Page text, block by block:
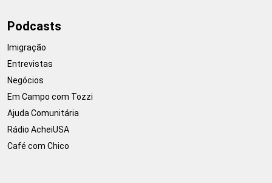
Podcasts
Imigração
Entrevistas
Negócios
Em Campo com Tozzi
Ajuda Comunitária
Rádio AcheiUSA
Café com Chico